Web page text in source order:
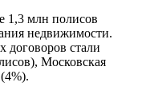
1,3 млн полисов
недвижимости.
договоров стали
Московская